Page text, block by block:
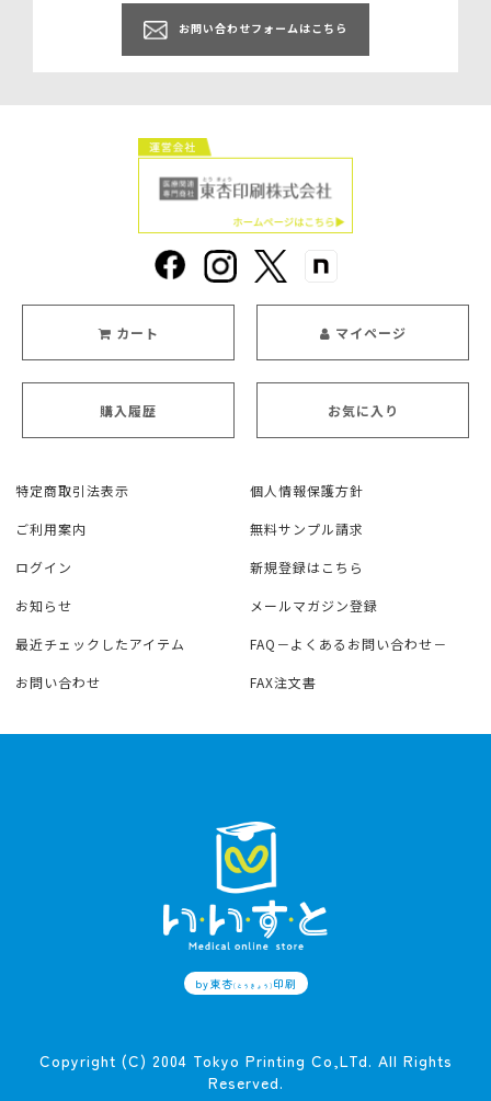
お問い合わせフォームはこちら
カート マイページ
購入履歴 お気に入り
特定商取引法表示 個人情報保護方針
ご利用案内 無料サンプル請求
ログイン 新規登録はこちら
お知らせ メールマガジン登録
最近チェックしたアイテム FAQ－よくあるお問い合わせ－
お問い合わせ FAX注文書
by東杏(とうきょう) 印刷
Copyright (C) 2004 Tokyo Printing Co,LTd. All Rights
Reserved.